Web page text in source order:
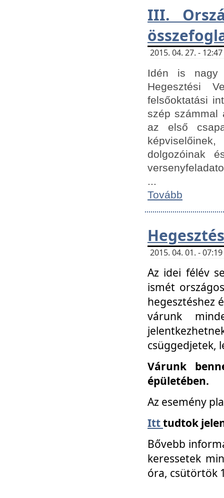
III.
2015. 04. 27. -
Idén is nagy
Hegesztési
felsőoktatási
szép számmal
az első
dolgozóinak
...
Tovább
2015. 04. 01. -
Az idei félév
ismét
hegesztéshez
várunk
csüggedjetek,
Várunk
épületében.
Az esemény
Itttudtok
Bővebb
keressetek
óra, csütörtök